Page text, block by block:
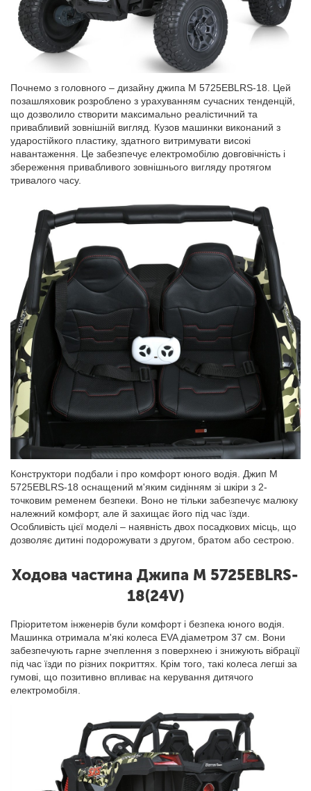
Почнемо з головного – дизайну джипа M 5725EBLRS-18. Цей
позашляховик розроблено з урахуванням сучасних тенденцій,
що дозволило створити максимально реалістичний та
привабливий зовнішній вигляд. Кузов машинки виконаний з
ударостійкого пластику, здатного витримувати високі
навантаження. Це забезпечує електромобілю довговічність і
збереження привабливого зовнішнього вигляду протягом
тривалого часу.
Конструктори подбали і про комфорт юного водія. Джип M
5725EBLRS-18 оснащений м'яким сидінням зі шкіри з 2-
точковим ременем безпеки. Воно не тільки забезпечує малюку
належний комфорт, але й захищає його під час їзди.
Особливість цієї моделі – наявність двох посадкових місць, що
дозволяє дитині подорожувати з другом, братом або сестрою.
Ходова частина Джипа M 5725EBLRS-
18(24V)
Пріоритетом інженерів були комфорт і безпека юного водія.
Машинка отримала м'які колеса EVA діаметром 37 см. Вони
забезпечують гарне зчеплення з поверхнею і знижують вібрації
під час їзди по різних покриттях. Крім того, такі колеса легші за
гумові, що позитивно впливає на керування дитячого
електромобіля.